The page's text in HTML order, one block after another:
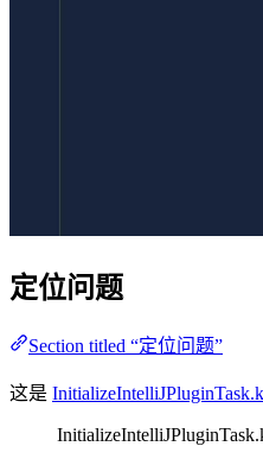
定位问题
Section titled “定位问题”
这是